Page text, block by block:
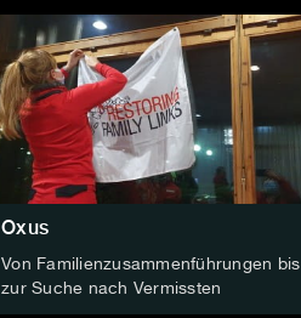
Oxus
Von Familienzusammenführungen bis
zur Suche nach Vermissten